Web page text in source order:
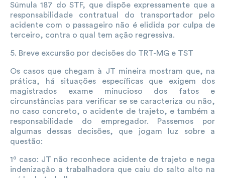
Súmula 187 do STF, que dispõe expressamente que a
responsabilidade contratual do transportador pelo
acidente com o passageiro não é elidida por culpa de
terceiro, contra o qual tem ação regressiva.
5. Breve excursão por decisões do TRT-MG e TST
Os casos que chegam à JT mineira mostram que, na
prática, há situações específicas que exigem dos
magistrados exame minucioso dos fatos e
circunstâncias para verificar se se caracteriza ou não,
no caso concreto, o acidente de trajeto, e também a
responsabilidade do empregador. Passemos por
algumas dessas decisões, que jogam luz sobre a
questão:
1º caso: JT não reconhece acidente de trajeto e nega
indenização a trabalhadora que caiu do salto alto na